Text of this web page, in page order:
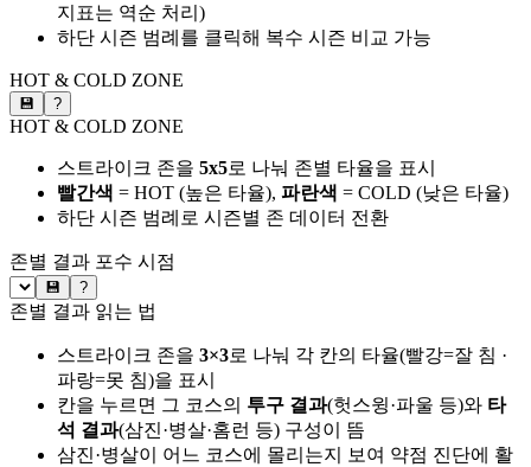
지표는 역순 처리)
하단 시즌 범례를 클릭해 복수 시즌 비교 가능
HOT & COLD ZONE
💾 ?
HOT & COLD ZONE
스트라이크 존을 5x5로 나눠 존별 타율을 표시
빨간색 = HOT (높은 타율), 파란색 = COLD (낮은 타율)
하단 시즌 범례로 시즌별 존 데이터 전환
존별 결과 포수 시점
💾 ?
존별 결과 읽는 법
스트라이크 존을 3×3로 나눠 각 칸의 타율(빨강=잘 침 ·
파랑=못 침)을 표시
칸을 누르면 그 코스의 투구 결과(헛스윙·파울 등)와 타
석 결과(삼진·병살·홈런 등) 구성이 뜸
삼진·병살이 어느 코스에 몰리는지 보여 약점 진단에 활